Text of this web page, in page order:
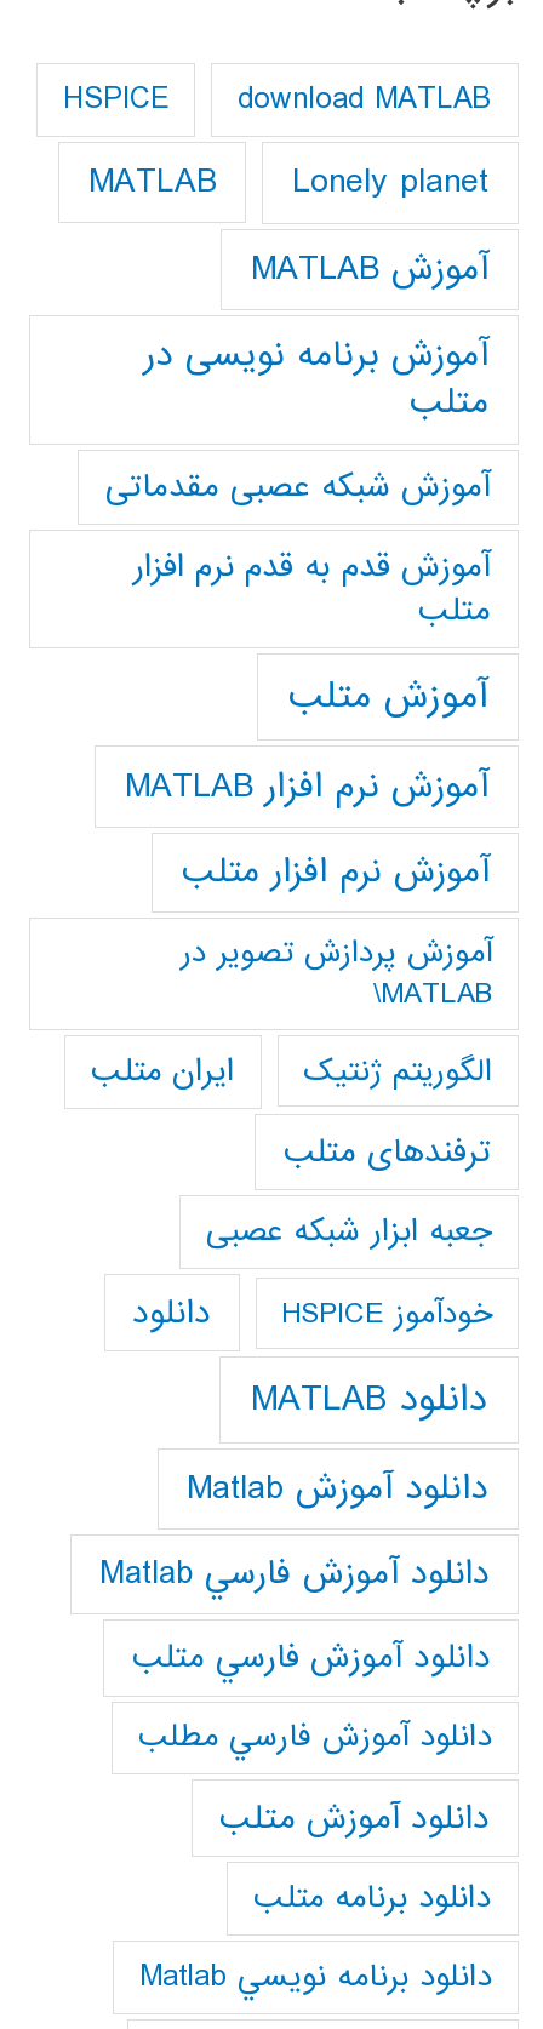
download MATLAB
HSPICE
Lonely planet
MATLAB
آموزش MATLAB
آموزش برنامه نویسی در
متلب
آموزش شبکه عصبی مقدماتی
آموزش قدم به قدم نرم افزار
متلب
آموزش متلب
آموزش نرم افزار MATLAB
آموزش نرم افزار متلب
آموزش پردازش تصوير در
MATLAB\
الگوریتم ژنتیک
ایران متلب
ترفندهای متلب
جعبه ابزار شبکه عصبی
خودآموز HSPICE دانلود
دانلود MATLAB
دانلود آموزش Matlab
دانلود آموزش فارسي Matlab
دانلود آموزش فارسي متلب
دانلود آموزش فارسي مطلب
دانلود آموزش متلب
دانلود برنامه متلب
دانلود برنامه نويسي Matlab